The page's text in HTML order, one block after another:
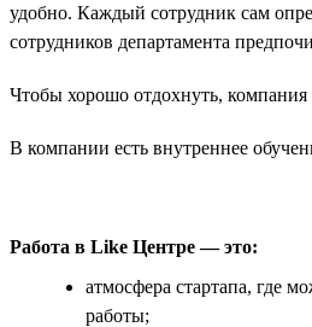
удобно. Каждый сотрудник сам
сотрудников департамента
Чтобы хорошо отдохнуть,
В компании есть внутреннее
Работа в Like Центре — это:
атмосфера стартапа, где
работы;